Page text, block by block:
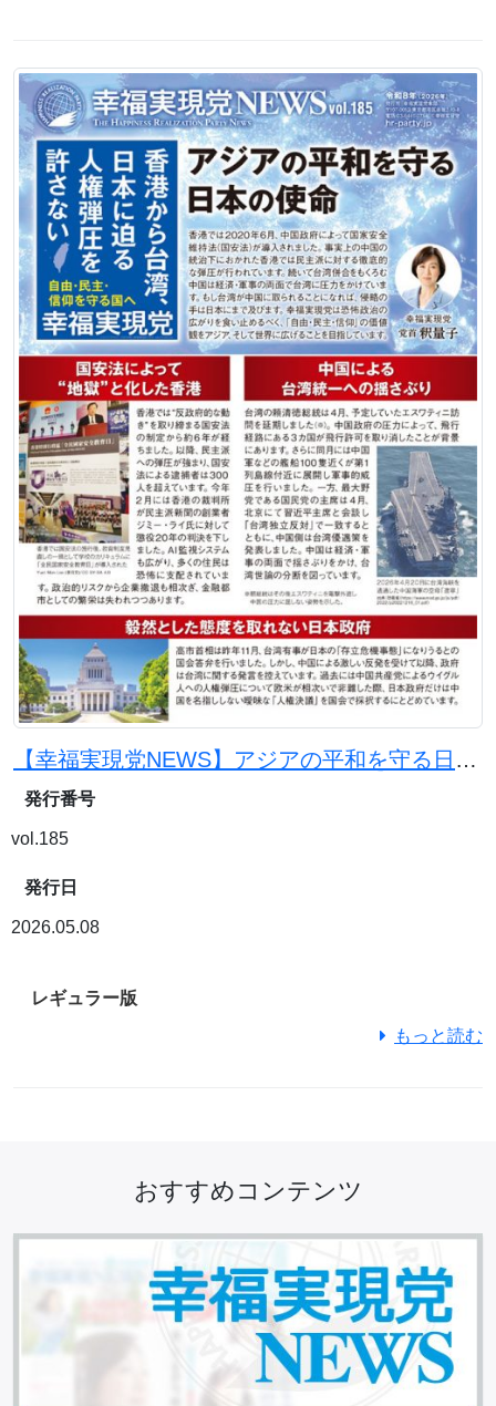
【幸福実現党NEWS】アジアの平和を守る日本の使命
発行番号
vol.185
発行日
2026.05.08
レギュラー版
もっと読む
おすすめコンテンツ